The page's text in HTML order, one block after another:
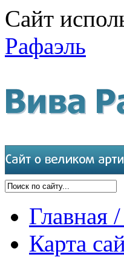
Сайт
Рафаэль
Главная
Карта